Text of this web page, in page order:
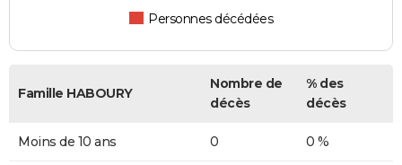
Personnes décédées
Famille HABOURY
Nombre de
décès
% des
décès
Moins de 10 ans 0 0 %